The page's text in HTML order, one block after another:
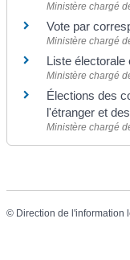
Ministère chargé
Vote par
Ministère chargé
Liste électorale
Ministère chargé
Élections des
l'étranger et
Ministère chargé
© Direction de l'information